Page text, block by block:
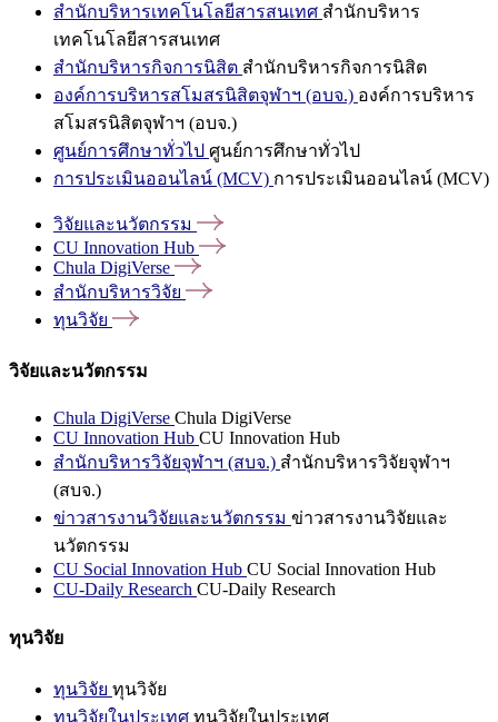
สำนักบริหารเทคโนโลยีสารสนเทศ สำนักบริหาร
เทคโนโลยีสารสนเทศ
สำนักบริหารกิจการนิสิต สำนักบริหารกิจการนิสิต
องค์การบริหารสโมสรนิสิตจุฬาฯ (อบจ.) องค์การบริหาร
สโมสรนิสิตจุฬาฯ (อบจ.)
ศูนย์การศึกษาทั่วไป ศูนย์การศึกษาทั่วไป
การประเมินออนไลน์ (MCV) การประเมินออนไลน์ (MCV)
วิจัยและนวัตกรรม
CU Innovation Hub
Chula DigiVerse
สำนักบริหารวิจัย
ทุนวิจัย
วิจัยและนวัตกรรม
Chula DigiVerse Chula DigiVerse
CU Innovation Hub CU Innovation Hub
สำนักบริหารวิจัยจุฬาฯ (สบจ.) สำนักบริหารวิจัยจุฬาฯ
(สบจ.)
ข่าวสารงานวิจัยและนวัตกรรม ข่าวสารงานวิจัยและ
นวัตกรรม
CU Social Innovation Hub CU Social Innovation Hub
CU-Daily Research CU-Daily Research
ทุนวิจัย
ทุนวิจัย ทุนวิจัย
ทุนวิจัยในประเทศ ทุนวิจัยในประเทศ